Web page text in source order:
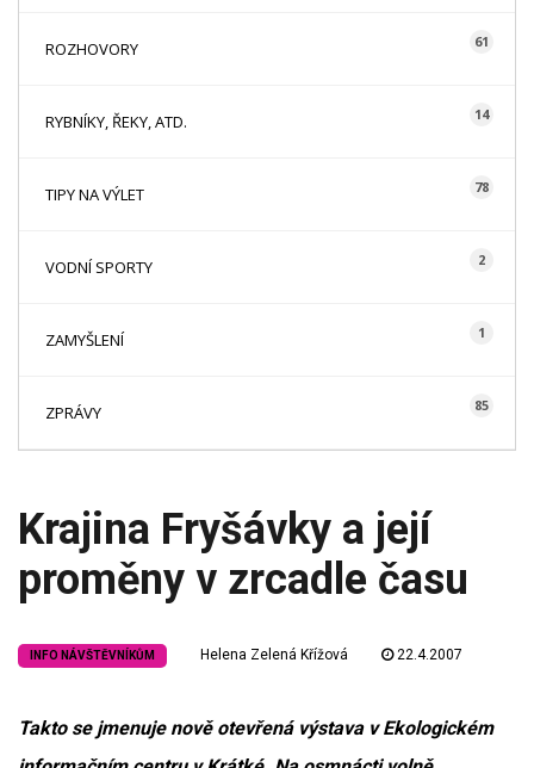
ROZHOVORY 61
RYBNÍKY, ŘEKY, ATD. 14
TIPY NA VÝLET 78
VODNÍ SPORTY 2
ZAMYŠLENÍ 1
ZPRÁVY 85
Krajina Fryšávky a její
proměny v zrcadle času
INFO NÁVŠTĚVNÍKŮM Helena Zelená Křížová 22.4.2007
Takto se jmenuje nově otevřená výstava v Ekologickém